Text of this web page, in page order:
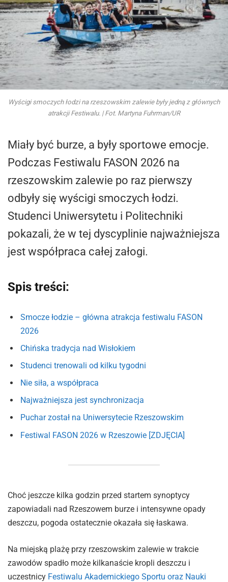
Wyścigi smoczych łodzi na rzeszowskim zalewie były jedną z głównych
atrakcji Festiwalu. | Fot. Martyna Fuhrman/UR
Miały być burze, a były sportowe emocje.
Podczas Festiwalu FASON 2026 na
rzeszowskim zalewie po raz pierwszy
odbyły się wyścigi smoczych łodzi.
Studenci Uniwersytetu i Politechniki
pokazali, że w tej dyscyplinie najważniejsza
jest współpraca całej załogi.
Spis treści:
Smocze łodzie – główna atrakcja festiwalu FASON
2026
Chińska tradycja nad Wisłokiem
Studenci trenowali od kilku tygodni
Nie siła, a współpraca
Najważniejsza jest synchronizacja
Puchar został na Uniwersytecie Rzeszowskim
Festiwal FASON 2026 w Rzeszowie [ZDJĘCIA]
Choć jeszcze kilka godzin przed startem synoptycy
zapowiadali nad Rzeszowem burze i intensywne opady
deszczu, pogoda ostatecznie okazała się łaskawa.
Na miejską plażę przy rzeszowskim zalewie w trakcie
zawodów spadło może kilkanaście kropli deszczu i
uczestnicy Festiwalu Akademickiego Sportu oraz Nauki